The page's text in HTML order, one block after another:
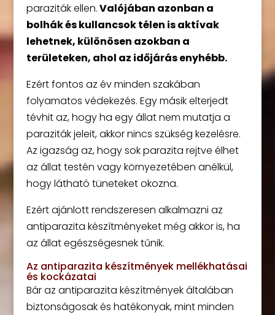
paraziták ellen.Valójában azonban a
bolhák és kullancsok télen is aktívak
lehetnek, különösen azokban a
területeken, ahol az időjárás enyhébb.
Ezért fontos az év minden szakában
folyamatos védekezés. Egy másik elterjedt
tévhit az, hogy ha egy állat nem mutatja a
paraziták jeleit, akkor nincs szükség kezelésre.
Az igazság az, hogy sok parazita rejtve élhet
az állat testén vagy környezetében anélkül,
hogy látható tüneteket okozna.
Ezért ajánlott rendszeresen alkalmazni az
antiparazita készítményeket még akkor is, ha
az állat egészségesnek tűnik.
Az antiparazita készítmények mellékhatásai
és kockázatai
Bár az antiparazita készítmények általában
biztonságosak és hatékonyak, mint minden